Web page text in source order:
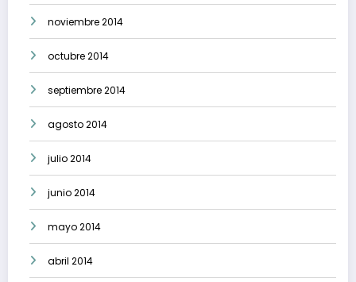
noviembre 2014
octubre 2014
septiembre 2014
agosto 2014
julio 2014
junio 2014
mayo 2014
abril 2014